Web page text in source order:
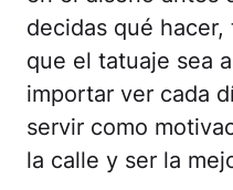
decidas qué
que el tatuaje sea
importar ver cada
servir como
la calle y ser la